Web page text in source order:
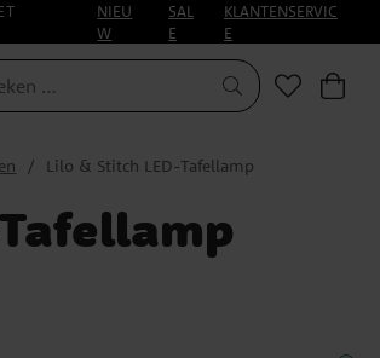
NIEU
W
SAL
E
KLANTENSERVIC
E
Lilo & Stitch LED-Tafellamp